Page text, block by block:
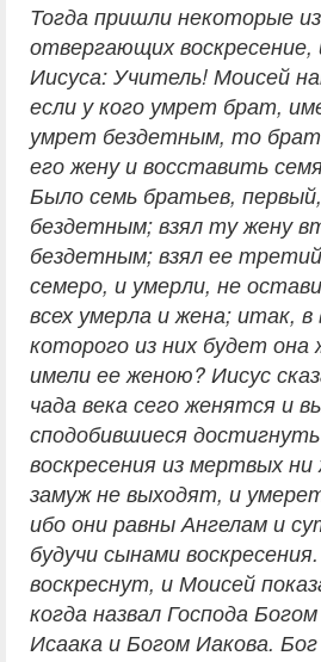
Тогда пришли некоторые из
отвергающих воскресение,
Иисуса: Учитель! Моисей
если у кого умрет брат,
умрет бездетным, то брат
его жену и восставить
Было семь братьев,
бездетным; взял ту жену
бездетным; взял ее
семеро, и умерли, не
всех умерла и жена; итак, в
которого из них будет
имели ее женою? Иисус
чада века сего женятся и
сподобившиеся
воскресения из мертвых
замуж не выходят, и
ибо они равны Ангелам и
будучи сынами
воскреснут, и Моисей
когда назвал Господа
Исаака и Богом Иакова.